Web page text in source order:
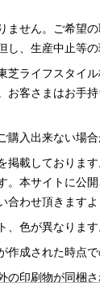
せん。ご希望
、生産中止等
ライフスタイ
客さまはお手
入出来ない場
載しておりま
本サイトに公
わせ頂きますよ
色が異なります
成された時点
印刷物が同梱